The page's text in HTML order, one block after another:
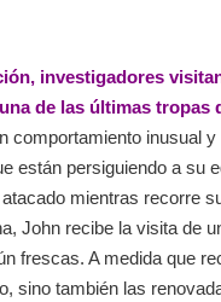
investigadores
de las últimas tropas
comportamiento inusual
están persiguiendo a su
mientras recorre
John recibe la visita de
frescas. A medida que
sino también las